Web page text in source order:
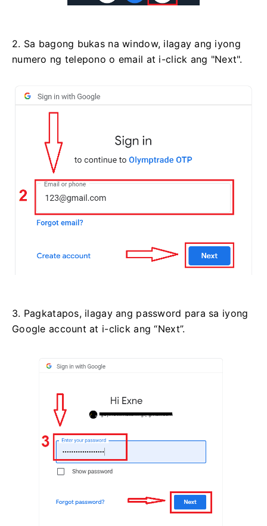
2. Sa bagong bukas na window, ilagay ang iyong
numero ng telepono o email at i-click ang "Next".
3. Pagkatapos, ilagay ang password para sa iyong
Google account at i-click ang “Next”.